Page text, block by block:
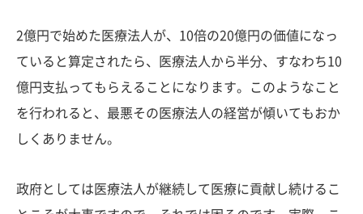
2億円で始めた医療法人が、10倍の20億円の価値になっ
ていると算定されたら、医療法人から半分、すなわち10
億円支払ってもらえることになります。このようなこと
を行われると、最悪その医療法人の経営が傾いてもおか
しくありません。
政府としては医療法人が継続して医療に貢献し続けるこ